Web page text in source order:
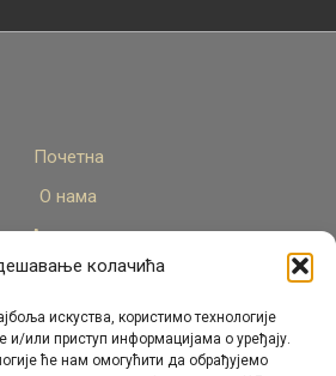
колачића
искуства, користимо технологије
и/или приступ информацијама о уређају.
ће нам омогућити да обрађујемо
Почетна
О нама
Актуелно
Стручни кадар
Пројекти
Архива